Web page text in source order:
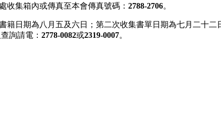
收集箱內或傳真至本會傳真號碼： 2788-2706。
籍日期為八月五及六日；第二次收集書單日期為七月二十
詢請電： 2778-0082或2319-0007。